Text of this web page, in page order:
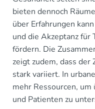
bieten dennoch
über Erfahrungen
und die Akzeptanz für
fördern. Die
zeigt zudem, dass der
stark variiert. In
mehr Ressourcen,
und Patienten zu